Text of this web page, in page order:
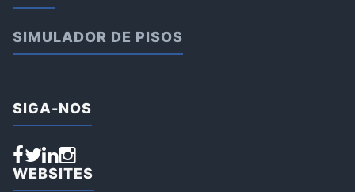
SIMULADOR DE PISOS
SIGA-NOS
WEBSITES